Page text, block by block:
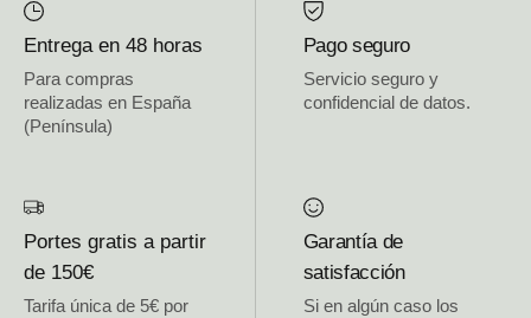
Entrega en 48 horas
Para compras
realizadas en España
(Península)
Pago seguro
Servicio seguro y
confidencial de datos.
Portes gratis a partir
de 150€
Tarifa única de 5€ por
Garantía de
satisfacción
Si en algún caso los